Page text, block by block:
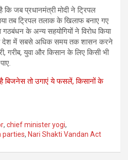
जब प्रधानमंत्री मोदी ने ट्रिपल
तब ट्रिपल तलाक के खिलाफ बनाए गए
के अन्य सहयोगियों ने विरोध किया
देश में सबसे अधिक समय तक शासन करने
गरीब, युवा और किसान के लिए किसी भी
है बिजनेस तो उगाएं ये फसलें, किसानों के
, chief minister yogi,
parties, Nari Shakti Vandan Act